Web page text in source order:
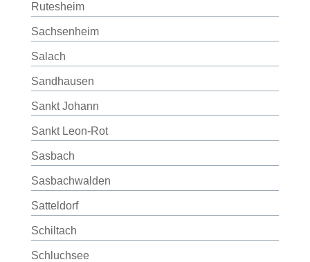
Rutesheim
Sachsenheim
Salach
Sandhausen
Sankt Johann
Sankt Leon-Rot
Sasbach
Sasbachwalden
Satteldorf
Schiltach
Schluchsee